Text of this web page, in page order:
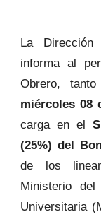
La
informa al
Obrero,
miércoles 08
carga en el
(25%) del
de los
Ministerio
Universitaria